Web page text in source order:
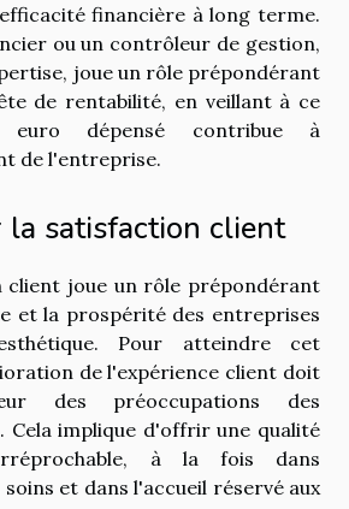
financière à long terme.
ou un contrôleur de gestion,
joue un rôle prépondérant
de rentabilité, en veillant à ce
euro dépensé contribue à
de l'entreprise.
la satisfaction client
client joue un rôle prépondérant
et la prospérité des entreprises
Pour atteindre cet
de l'expérience client doit
des préoccupations des
Cela implique d'offrir une qualité
à la fois dans
et dans l'accueil réservé aux